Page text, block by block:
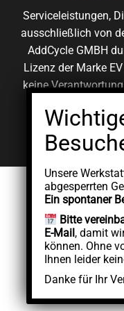
Serviceleistungen,
ausschließlich von
AddCycle GMBH
Lizenz der Marke
keine
Schäden im
Unsere
abgesperrten
Ein spontaner
Bitte
E-Mail, damit
können. Ohne
Ihnen leider
Danke für Ihr